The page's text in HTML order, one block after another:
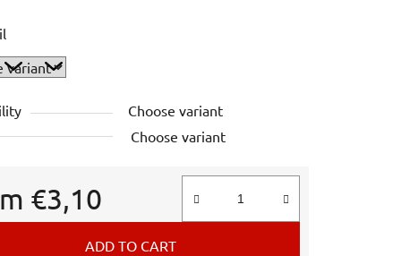
Choose variant
Choose variant
€3,10
price:
ADD TO CART